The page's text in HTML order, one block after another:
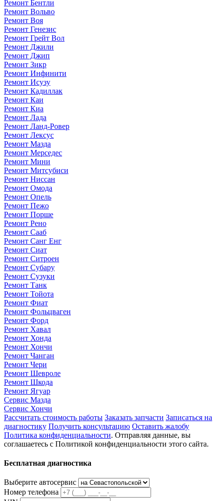
Ремонт Бентли
Ремонт Вольво
Ремонт Воя
Ремонт Генезис
Ремонт Грейт Вол
Ремонт Джили
Ремонт Джип
Ремонт Зикр
Ремонт Инфинити
Ремонт Исузу
Ремонт Кадиллак
Ремонт Каи
Ремонт Киа
Ремонт Лада
Ремонт Ланд-Ровер
Ремонт Лексус
Ремонт Мазда
Ремонт Мерседес
Ремонт Мини
Ремонт Митсубиси
Ремонт Ниссан
Ремонт Омода
Ремонт Опель
Ремонт Пежо
Ремонт Порше
Ремонт Рено
Ремонт Сааб
Ремонт Санг Енг
Ремонт Сиат
Ремонт Ситроен
Ремонт Субару
Ремонт Сузуки
Ремонт Танк
Ремонт Тойота
Ремонт Фиат
Ремонт Фольцваген
Ремонт Форд
Ремонт Хавал
Ремонт Хонда
Ремонт Хончи
Ремонт Чанган
Ремонт Чери
Ремонт Шевроле
Ремонт Шкода
Ремонт Ягуар
Сервис Мазда
Сервис Хончи
Рассчитать стоимость работы Заказать запчасти Записаться на
диагностику Получить консультацию Оставить жалобу
Политика конфиденциальности. Отправляя данные, вы
соглашаетесь с Политикой конфиденциальности этого сайта.
Бесплатная диагностика
Выберите автосервис
Номер телефона